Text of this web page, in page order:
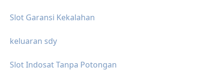
Slot Garansi Kekalahan
keluaran sdy
Slot Indosat Tanpa Potongan